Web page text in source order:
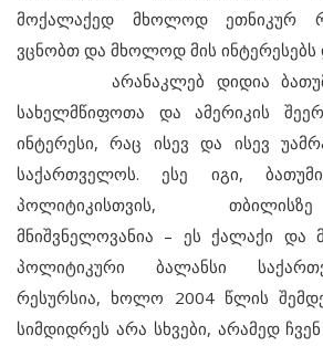
მოქალაქედ მხოლოდ ეთნიკურ
ვცნობთ და მხოლოდ მის ინტერესებს
არანაკლებ დიდია
სახელმწიფოთა და ამერიკის
ინტერესი, რაც ისევ და ისევ
საქართველოს. ესე იგი,
პოლიტიკისთვის,
მნიშვნელოვანია – ეს ქალაქი და
პოლიტიკური ბალანსი
რესურსია, ხოლო 2004 წლის
სიმდიდრეს არა სხვები, არამედ